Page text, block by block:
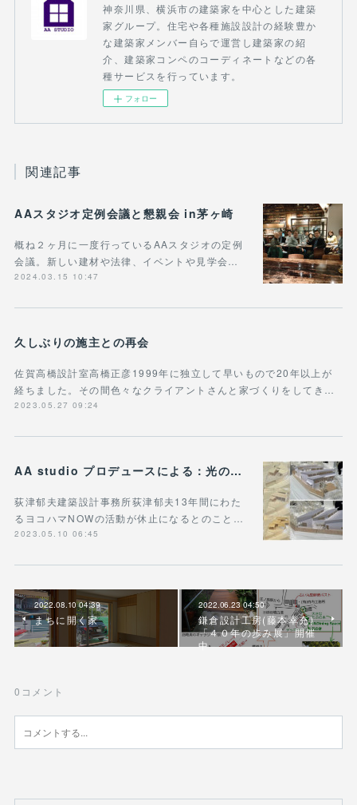
神奈川県、横浜市の建築家を中心とした建築
家グループ。住宅や各種施設設計の経験豊か
な建築家メンバー自らで運営し建築家の紹
介、建築家コンペのコーディネートなどの各
種サービスを行っています。
フォロー
関連記事
AAスタジオ定例会議と懇親会 in茅ヶ崎
概ね２ヶ月に一度行っているAAスタジオの定例
会議。新しい建材や法律、イベントや見学会…
2024.03.15 10:47
久しぶりの施主との再会
佐賀高橋設計室高橋正彦1999年に独立して早いもので20年以上が
経ちました。その間色々なクライアントさんと家づくりをしてき…
2023.05.27 09:24
AA studio プロデュースによる：光のいきわたる平屋/峰岡町の住宅
荻津郁夫建築設計事務所荻津郁夫13年間にわた
るヨコハマNOWの活動が休止になるとのこと…
2023.05.10 06:45
2022.08.10 04:39
まちに開く家
2022.06.23 04:50
鎌倉設計工房(藤本幸充）
「４０年の歩み展」開催
中
0 コメント